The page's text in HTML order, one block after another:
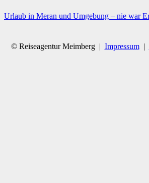
Urlaub in Meran und Umgebung – nie war
© Reiseagentur Meimberg | Impressum|